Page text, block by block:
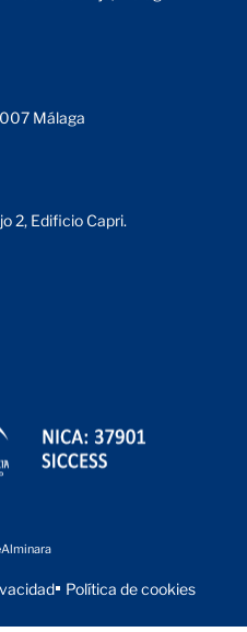
Málaga
2, Edificio Capri.
Política de cookies